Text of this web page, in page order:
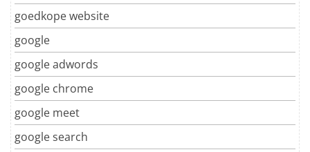
goedkope website
google
google adwords
google chrome
google meet
google search